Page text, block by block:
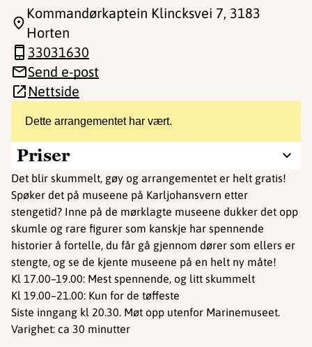
Dette arrangementet har vært.
Priser
Det blir skummelt, gøy og arrangementet er helt gratis!
Spøker det på museene på Karljohansvern etter
stengetid? Inne på de mørklagte museene dukker det opp
skumle og rare figurer som kanskje har spennende
historier å fortelle, du får gå gjennom dører som ellers er
stengte, og se de kjente museene på en helt ny måte!
Kl 17.00–19.00: Mest spennende, og litt skummelt
Kl 19.00–21.00: Kun for de tøffeste
Siste inngang kl 20.30. Møt opp utenfor Marinemuseet.
Varighet: ca 30 minutter
Kommandørkaptein Klincksvei 7, 3183
Horten
33031630
Send e-post
Nettside